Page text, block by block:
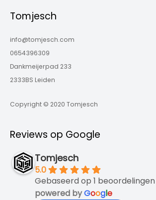
Tomjesch
info@tomjesch.com
0654396309
Dankmeijerpad 233
2333BS Leiden
Copyright © 2020 Tomjesch
Reviews op Google
Tomjesch
5.0
Gebaseerd op 1 beoordelingen
powered byGoogle